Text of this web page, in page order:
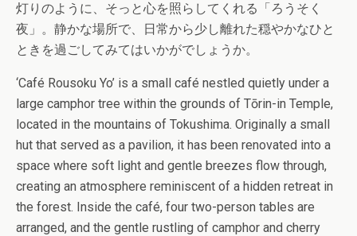
灯りのように、そっと心を照らしてくれる「ろうそく
夜」。静かな場所で、日常から少し離れた穏やかなひと
ときを過ごしてみてはいかがでしょうか。
‘Café Rousoku Yo’ is a small café nestled quietly under a
large camphor tree within the grounds of Tōrin-in Temple,
located in the mountains of Tokushima. Originally a small
hut that served as a pavilion, it has been renovated into a
space where soft light and gentle breezes flow through,
creating an atmosphere reminiscent of a hidden retreat in
the forest. Inside the café, four two-person tables are
arranged, and the gentle rustling of camphor and cherry